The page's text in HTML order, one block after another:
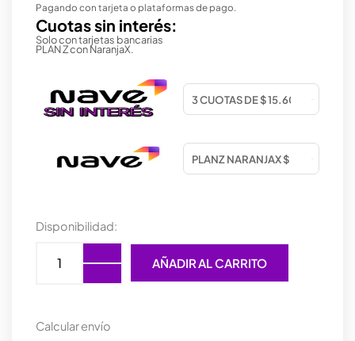
Pagando con tarjeta o plataformas de pago.
Cuotas sin interés:
Solo con tarjetas bancarias
PLAN Z con NaranjaX.
Disponibilidad:
MOUSE
REXX
ERGO
cantidad
AÑADIR AL CARRITO
Calcular envío